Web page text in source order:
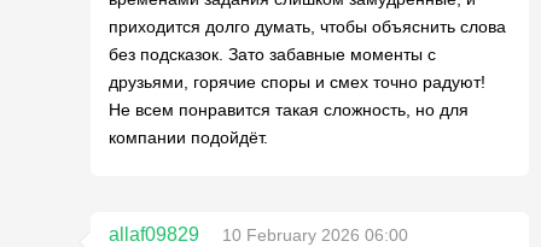
приходится долго думать, чтобы объяснить слова
без подсказок. Зато забавные моменты с
друзьями, горячие споры и смех точно радуют!
Не всем понравится такая сложность, но для
компании подойдёт.
allaf09829
10 February 2026 06:00